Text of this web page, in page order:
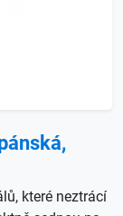
které neztrácí